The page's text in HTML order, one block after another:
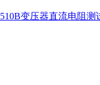
变压器直流电阻测